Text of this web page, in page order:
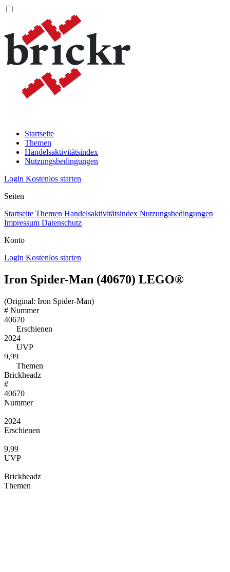
Startseite
Themen
Handelsaktivitätsindex
Nutzungsbedingungen
Login Kostenlos starten
Seiten
Startseite Themen Handelsaktivitätsindex Nutzungsbedingungen
Impressum Datenschutz
Konto
Login Kostenlos starten
Iron Spider-Man (40670) LEGO®
(Original: Iron Spider-Man)
# Nummer
40670
Erschienen
2024
UVP
9,99
Themen
Brickheadz
#
40670
Nummer
2024
Erschienen
9,99
UVP
Brickheadz
Themen